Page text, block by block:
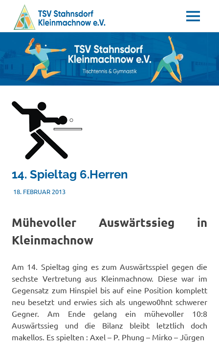
springen
TSV
Stahnsdorf
/
Kleinmachnow
e.V.
Tischtennis
Gymnastik
MENÜ
14. Spieltag 6.Herren
18. FEBRUAR 2013TSVADMIN
SONSTIGES
Mühevoller Auswärtssieg in
Kleinmachnow
Am 14. Spieltag ging es zum Auswärtsspiel gegen die
sechste Vertretung aus Kleinmachnow. Diese war im
Gegensatz zum Hinspiel bis auf eine Position komplett
neu besetzt und erwies sich als ungewo0hnt schwerer
Gegner. Am Ende gelang ein mühevoller 10:8
Auswärtssieg und die Bilanz bleibt letztlich doch
makellos. Es spielten : Axel – P. Phung – Mirko – Jürgen